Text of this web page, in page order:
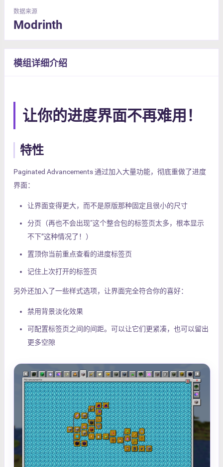
数据来源
Modrinth
模组详细介绍
让你的进度界面不再难用！
特性
Paginated Advancements 通过加入大量功能，彻底重做了进度
界面：
让界面变得更大，而不是原版那种固定且很小的尺寸
分页（再也不会出现“这个整合包的标签页太多，根本显示
不下”这种情况了！）
置顶你当前重点查看的进度标签页
记住上次打开的标签页
另外还加入了一些样式选项，让界面完全符合你的喜好：
禁用背景淡化效果
可配置标签页之间的间距。可以让它们更紧凑，也可以留出
更多空隙